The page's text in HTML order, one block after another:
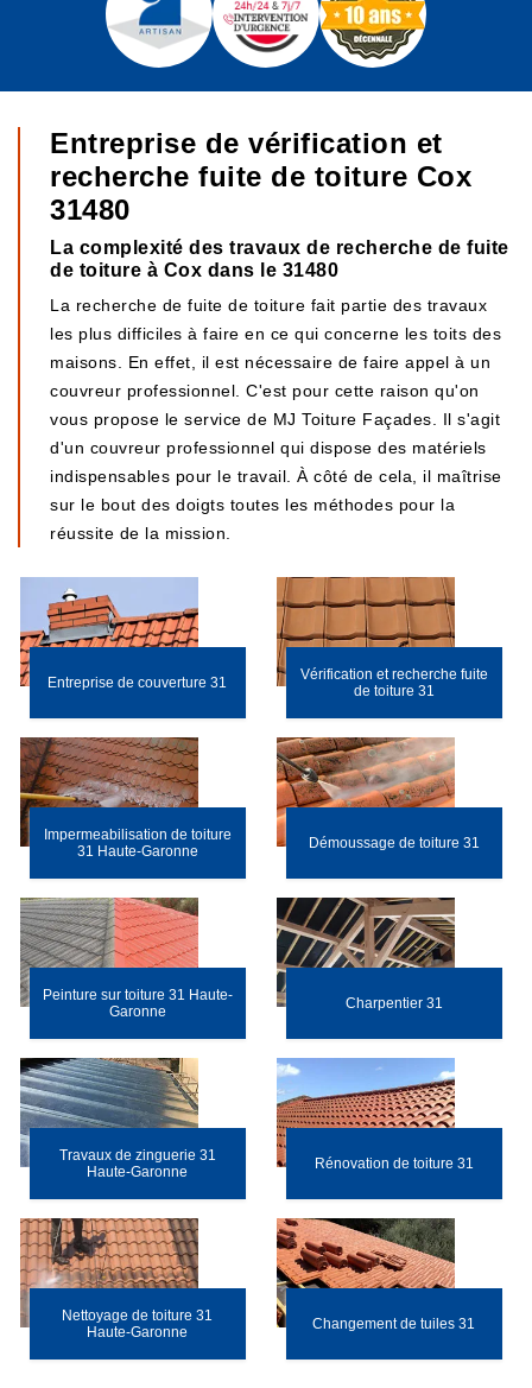
Entreprise de vérification et
recherche fuite de toiture Cox
31480
La complexité des travaux de recherche de fuite
de toiture à Cox dans le 31480
La recherche de fuite de toiture fait partie des travaux
les plus difficiles à faire en ce qui concerne les toits des
maisons. En effet, il est nécessaire de faire appel à un
couvreur professionnel. C'est pour cette raison qu'on
vous propose le service de MJ Toiture Façades. Il s'agit
d'un couvreur professionnel qui dispose des matériels
indispensables pour le travail. À côté de cela, il maîtrise
sur le bout des doigts toutes les méthodes pour la
réussite de la mission.
Entreprise de couverture 31
Vérification et recherche fuite
de toiture 31
Impermeabilisation de toiture
31 Haute-Garonne
Démoussage de toiture 31
Peinture sur toiture 31 Haute-
Garonne
Charpentier 31
Travaux de zinguerie 31
Haute-Garonne
Rénovation de toiture 31
Nettoyage de toiture 31
Haute-Garonne
Changement de tuiles 31